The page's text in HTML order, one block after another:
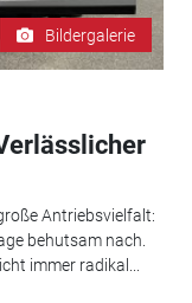
Bildergalerie
Antriebsvielfalt:
behutsam nach.
immer radikal...